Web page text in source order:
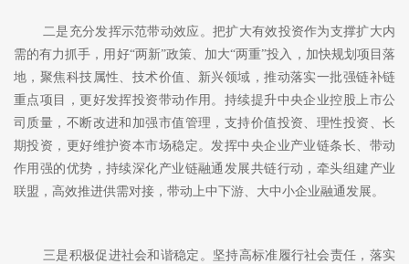
二是充分发挥示范带动效应。把扩大有效投资作为支撑扩大内
需的有力抓手，用好“两新”政策、加大“两重”投入，加快规划项目落
地，聚焦科技属性、技术价值、新兴领域，推动落实一批强链补链
重点项目，更好发挥投资带动作用。持续提升中央企业控股上市公
司质量，不断改进和加强市值管理，支持价值投资、理性投资、长
期投资，更好维护资本市场稳定。发挥中央企业产业链条长、带动
作用强的优势，持续深化产业链融通发展共链行动，牵头组建产业
联盟，高效推进供需对接，带动上中下游、大中小企业融通发展。
三是积极促进社会和谐稳定。坚持高标准履行社会责任，落实